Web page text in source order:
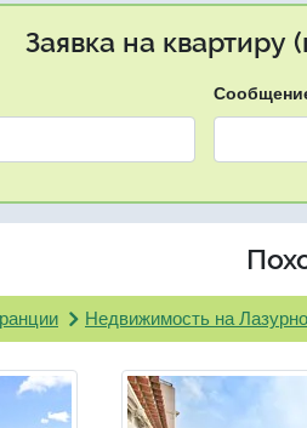
Заявка на квартиру
Недвижимость на